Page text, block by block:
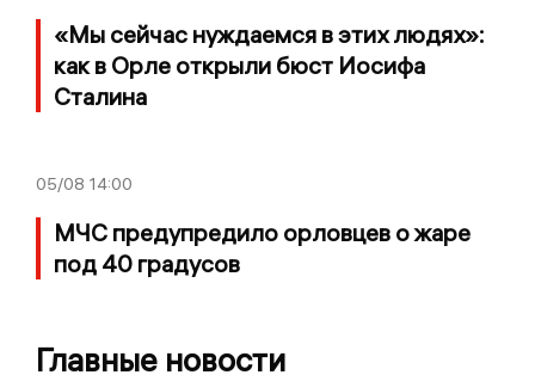
«Мы сейчас нуждаемся в этих людях»:
как в Орле открыли бюст Иосифа
Сталина
05/08 14:00
МЧС предупредило орловцев о жаре
под 40 градусов
Главные новости